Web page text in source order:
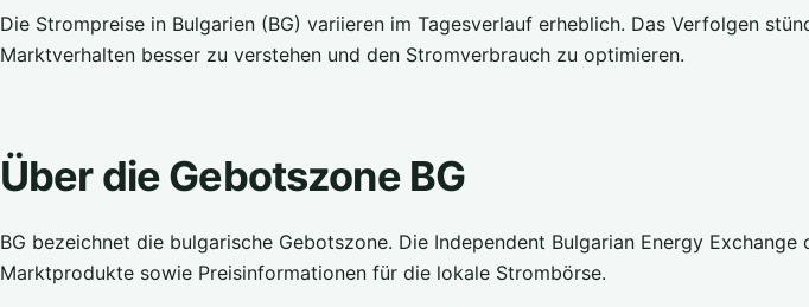
Die Strompreise in Bulgarien (BG) variieren im Tagesverlauf erheblich. Das Verfolgen
Marktverhalten besser zu verstehen und den Stromverbrauch zu optimieren.
Über die Gebotszone BG
BG bezeichnet die bulgarische Gebotszone. Die Independent Bulgarian Energy
Marktprodukte sowie Preisinformationen für die lokale Strombörse.